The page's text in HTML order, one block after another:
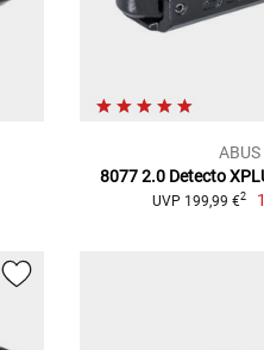
ABUS
8077 2.0 Detecto
UVP 199,99 €2